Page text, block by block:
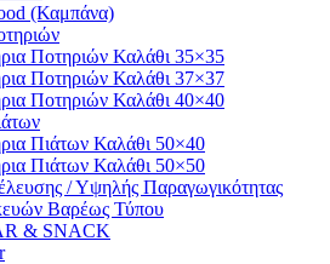
(Καμπάνα)
Ποτηριών Καλάθι 35×35
Ποτηριών Καλάθι 37×37
Ποτηριών Καλάθι 40×40
Πιάτων Καλάθι 50×40
Πιάτων Καλάθι 50×50
/ Υψηλής Παραγωγικότητας
Βαρέως Τύπου
& SNACK